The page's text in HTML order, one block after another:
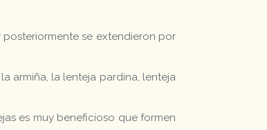
se extendieron por
armiña, la lenteja pardina, lenteja
es muy beneficioso que formen